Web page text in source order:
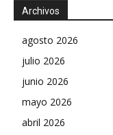
Archivos
agosto 2026
julio 2026
junio 2026
mayo 2026
abril 2026